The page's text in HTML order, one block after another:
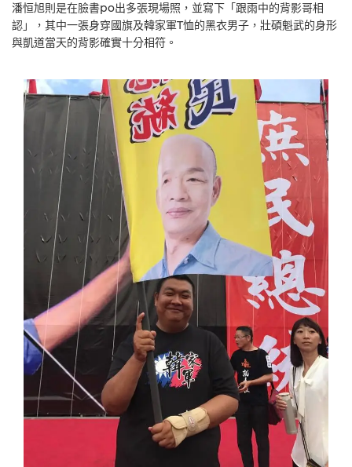
潘恒旭則是在臉書po出多張現場照，並寫下「跟雨中的背影哥相
認」，其中一張身穿國旗及韓家軍T恤的黑衣男子，壯碩魁武的身形
與凱道當天的背影確實十分相符。